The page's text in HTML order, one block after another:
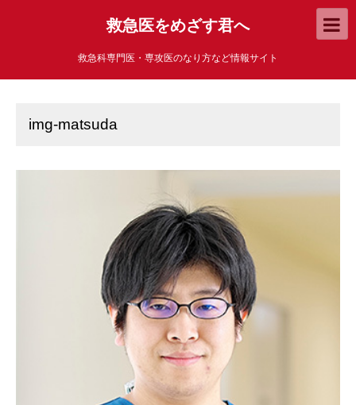
救急医をめざす君へ
救急科専門医・専攻医のなり方など情報サイト
img-matsuda